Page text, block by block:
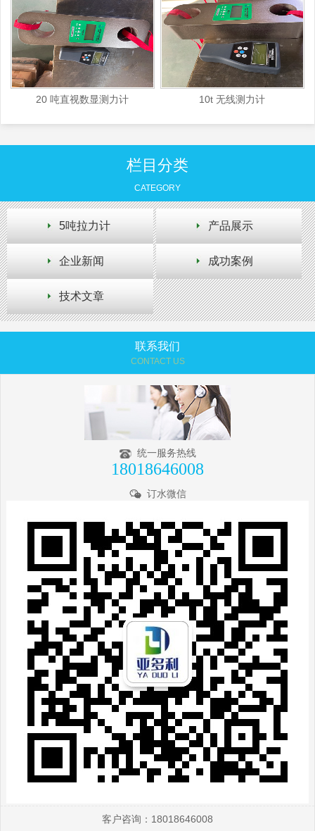
20 吨直视数显测力计 10t 无线测力计
栏目分类
CATEGORY
5吨拉力计 产品展示
企业新闻 成功案例
技术文章
联系我们
CONTACT US
统一服务热线
18018646008
订水微信
客户咨询：18018646008